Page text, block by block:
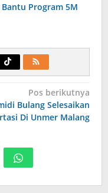
Program 5M
Pos berikutnya
Bulang Selesaikan
Di Unmer Malang